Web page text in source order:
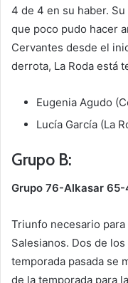
4 de 4 en su haber.
que poco pudo hacer
Cervantes desde el
derrota, La Roda está
Eugenia Agudo
Lucía García (La
Grupo B:
Grupo 76-Alkasar 65-
Triunfo necesario
Salesianos. Dos de
temporada pasada se
de la temporada para